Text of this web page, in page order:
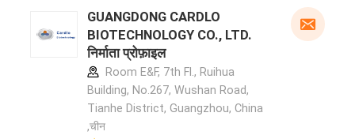
GUANGDONG CARDLO
BIOTECHNOLOGY CO., LTD.
निर्माता प्रोफ़ाइल
Room E&F, 7th Fl., Ruihua
Building, No.267, Wushan Road,
Tianhe District, Guangzhou, China
,चीन